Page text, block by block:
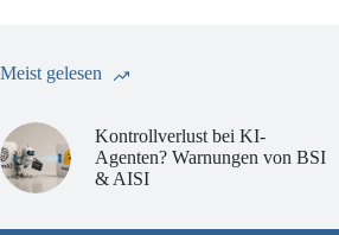
Meist gelesen
Kontrollverlust bei KI-
Agenten? Warnungen von BSI
& AISI